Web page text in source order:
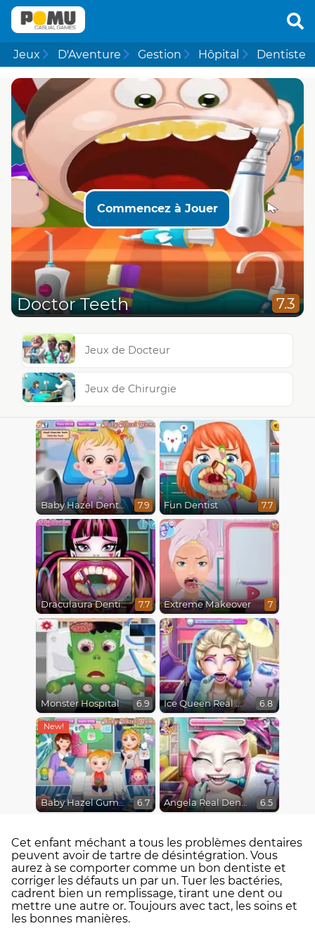
Jeux D'Aventure Gestion Hôpital Dentiste
Commencez à Jouer
Doctor Teeth 7.3
Jeux de Docteur
Jeux de Chirurgie
Baby Hazel Dental Care 7.9 Fun Dentist 7.7
Draculaura Dentist 7.7 Extreme Makeover 7
Monster Hospital 6.9 Ice Queen Real Dentist 6.8
Baby Hazel Gums Treatment 6.7 Angela Real Dentist 6.5
Cet enfant méchant a tous les problèmes dentaires
peuvent avoir de tartre de désintégration. Vous
aurez à se comporter comme un bon dentiste et
corriger les défauts un par un. Tuer les bactéries,
cadrent bien un remplissage, tirant une dent ou
mettre une autre or. Toujours avec tact, les soins et
les bonnes manières.